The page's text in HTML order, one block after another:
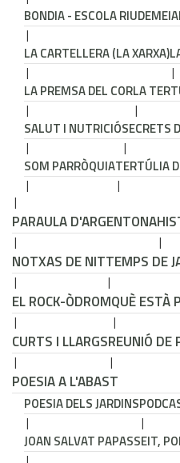
BONDIA - ESCOLA RIUDEMEIA
LA CARTELLERA (LA XARXA)
LA PREMSA DEL CORLA
SALUT I NUTRICIÓSECRETS
SOM PARRÒQUIATERTÚLIA
PARAULA D'ARGENTONA
NOTXAS DE NITTEMPS DE
EL ROCK-ÒDROMQUÈ ESTÀ
CURTS I LLARGSREUNIÓ DE
POESIA A L'ABAST
POESIA DELS JARDINS
JOAN SALVAT PAPASSEIT,